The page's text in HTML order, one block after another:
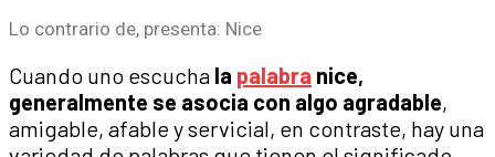
Lo contrario de, presenta: Nice
Cuando uno escucha la palabra nice,
generalmente se asocia con algo agradable,
amigable, afable y servicial, en contraste, hay una